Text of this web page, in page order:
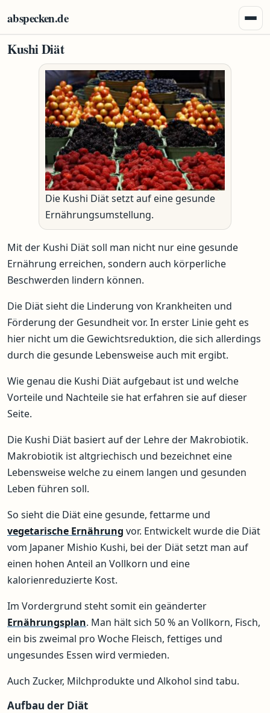
abspecken.de
Kushi Diät
Die Kushi Diät setzt auf eine gesunde
Ernährungsumstellung.
Mit der Kushi Diät soll man nicht nur eine gesunde
Ernährung erreichen, sondern auch körperliche
Beschwerden lindern können.
Die Diät sieht die Linderung von Krankheiten und
Förderung der Gesundheit vor. In erster Linie geht es
hier nicht um die Gewichtsreduktion, die sich allerdings
durch die gesunde Lebensweise auch mit ergibt.
Wie genau die Kushi Diät aufgebaut ist und welche
Vorteile und Nachteile sie hat erfahren sie auf dieser
Seite.
Die Kushi Diät basiert auf der Lehre der Makrobiotik.
Makrobiotik ist altgriechisch und bezeichnet eine
Lebensweise welche zu einem langen und gesunden
Leben führen soll.
So sieht die Diät eine gesunde, fettarme und
vegetarische Ernährung vor. Entwickelt wurde die Diät
vom Japaner Mishio Kushi, bei der Diät setzt man auf
einen hohen Anteil an Vollkorn und eine
kalorienreduzierte Kost.
Im Vordergrund steht somit ein geänderter
Ernährungsplan. Man hält sich 50 % an Vollkorn, Fisch,
ein bis zweimal pro Woche Fleisch, fettiges und
ungesundes Essen wird vermieden.
Auch Zucker, Milchprodukte und Alkohol sind tabu.
Aufbau der Diät